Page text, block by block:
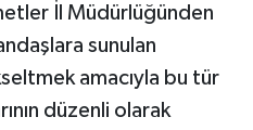
İl Müdürlüğünden
sunulan
amacıyla bu tür
düzenli olarak